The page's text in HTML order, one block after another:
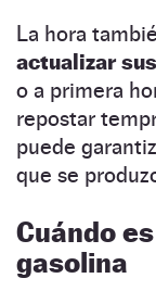
La hora
actualizar
o a primera
repostar
puede
que se
Cuándo
gasolina